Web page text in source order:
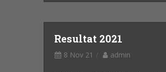
Resultat 2021
8 Nov 21 admin